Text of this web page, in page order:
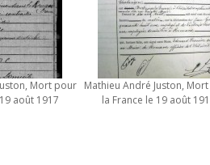
Mort pour
août 1917
Mathieu André Juston,
la France le 19 août